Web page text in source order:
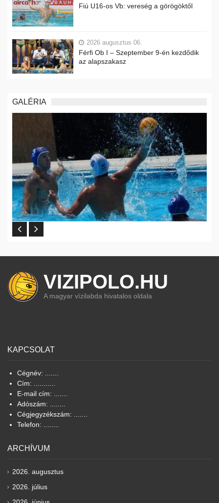
Fiú U16-os Vb: vereség a görögöktől
2026 augusztus 06.
Férfi Ob I – Szeptember 9-én kezdődik
az alapszakasz
GALÉRIA
VIZIPOLO.HU
A magyar vízilabda hivatalos oldala
KAPCSOLAT
Cégnév: .......
Cím: ...........
E-mail cím: .......
Adószám: ........
Cégjegyzékszám: .......
Telefon: ........
ARCHÍVUM
2026. augusztus
2026. július